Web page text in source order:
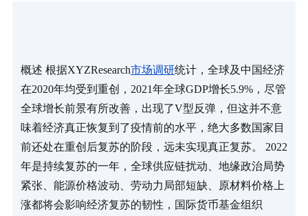
概述 根据XYZResearch市场调研统计，全球及中国经济
在2020年均受到重创，2021年全球GDP增长5.9%，尽管
全球增长前景有所改善，出现了V型反弹，但这并不意
味着经济真正恢复到了疫情前的水平，绝大多数国家目
前还处在重创后复苏的阶段，远未实现真正复苏。 2022
年是持续复苏的一年，全球供应链扰动、地缘政治局势
紧张、能源价格波动、劳动力局部短缺、原材料价格上
涨都将会影响经济复苏的韧性，国际货币基金组织